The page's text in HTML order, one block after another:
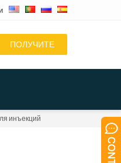
ПОЛУЧИТЕ
инъекций